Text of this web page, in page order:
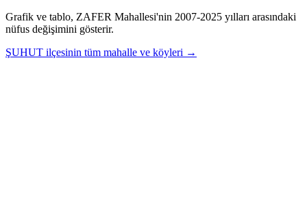
Grafik ve tablo, ZAFER Mahallesi'nin 2007-2025 yılları arasındaki
nüfus değişimini gösterir.
ŞUHUT ilçesinin tüm mahalle ve köyleri →